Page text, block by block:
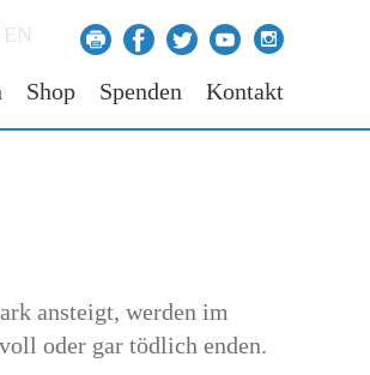
EN
Shop Spenden Kontakt
ansteigt, werden im
oder gar tödlich enden.